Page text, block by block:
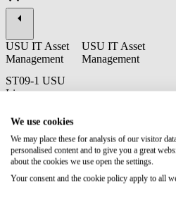
USU IT Asset
Management
ST09-1 USU
License
Compliance
USU IT Asset
Management
Dieses Training legt den Fokus auf
Steuerung der Compliance in USU
Sie Einflussfaktoren zu kontrollieren,
und Berichte zu exportieren.
We use cookies
We may place these for analysis of our visitor
personalised content and to give you a great
about the cookies we use open the settings.
Your consent and the cookie policy apply to all